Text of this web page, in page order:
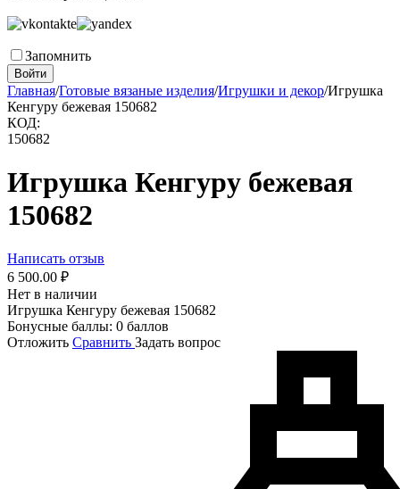
Запомнить
Войти
Главная/Готовые вязаные изделия/Игрушки и декор/Игрушка
Кенгуру бежевая 150682
КОД:
150682
Игрушка Кенгуру бежевая
150682
Написать отзыв
6 500.00 ₽
Нет в наличии
Игрушка Кенгуру бежевая 150682
Бонусные баллы: 0 баллов
Отложить Сравнить Задать вопрос